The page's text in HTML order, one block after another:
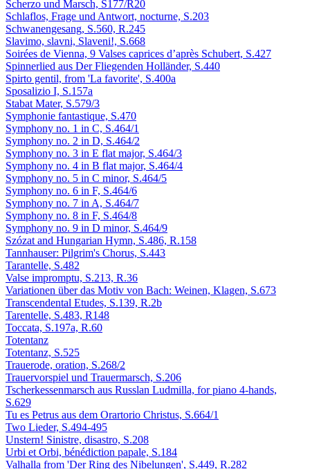
Scherzo und Marsch, S177/R20
Schlaflos, Frage und Antwort, nocturne, S.203
Schwanengesang, S.560, R.245
Slavimo, slavni, Slaveni!, S.668
Soirées de Vienna, 9 Valses caprices d’après Schubert, S.427
Spinnerlied aus Der Fliegenden Holländer, S.440
Spirto gentil, from 'La favorite', S.400a
Sposalizio I, S.157a
Stabat Mater, S.579/3
Symphonie fantastique, S.470
Symphony no. 1 in C, S.464/1
Symphony no. 2 in D, S.464/2
Symphony no. 3 in E flat major, S.464/3
Symphony no. 4 in B flat major, S.464/4
Symphony no. 5 in C minor, S.464/5
Symphony no. 6 in F, S.464/6
Symphony no. 7 in A, S.464/7
Symphony no. 8 in F, S.464/8
Symphony no. 9 in D minor, S.464/9
Szózat and Hungarian Hymn, S.486, R.158
Tannhauser: Pilgrim's Chorus, S.443
Tarantelle, S.482
Valse impromptu, S.213, R.36
Variationen über das Motiv von Bach: Weinen, Klagen, S.673
Transcendental Etudes, S.139, R.2b
Tarentelle, S.483, R148
Toccata, S.197a, R.60
Totentanz
Totentanz, S.525
Trauerode, oration, S.268/2
Trauervorspiel und Trauermarsch, S.206
Tscherkessenmarsch aus Russlan Ludmilla, for piano 4-hands,
S.629
Tu es Petrus aus dem Orartorio Christus, S.664/1
Two Lieder, S.494-495
Unstern! Sinistre, disastro, S.208
Urbi et Orbi, bénédiction papale, S.184
Valhalla from 'Der Ring des Nibelungen', S.449, R.282